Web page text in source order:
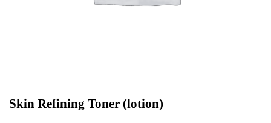
Skin Refining Toner (lotion)